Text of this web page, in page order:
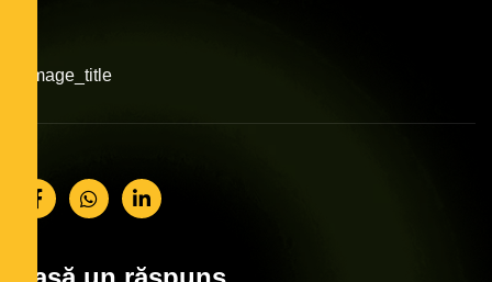
#image_title